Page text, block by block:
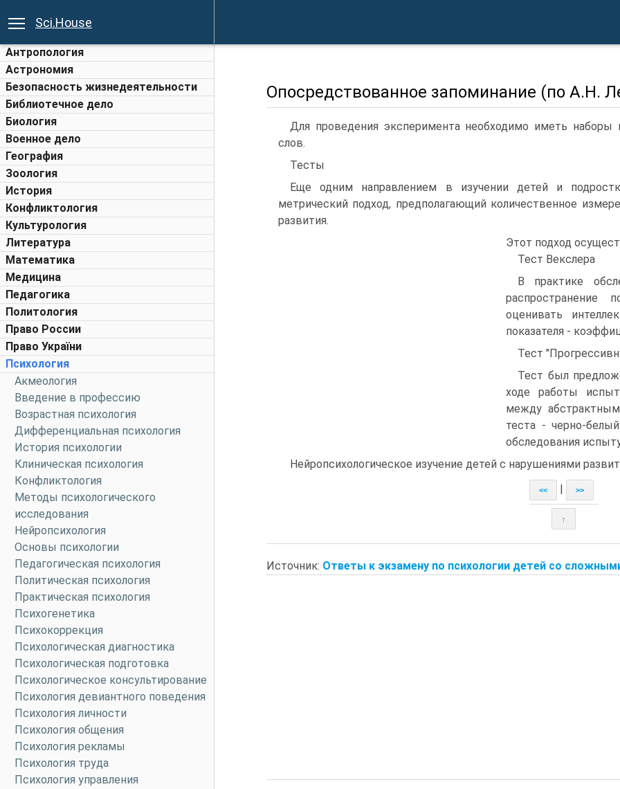
Sci.House
Антропология
Астрономия
Безопасность жизнедеятельности
Библиотечное дело
Биология
Военное дело
География
Зоология
История
Конфликтология
Культурология
Литература
Математика
Медицина
Педагогика
Политология
Право России
Право України
Психология
Акмеология
Введение в профессию
Возрастная психология
Дифференциальная психология
История психологии
Клиническая психология
Конфликтология
Методы психологического
исследования
Нейропсихология
Основы психологии
Педагогическая психология
Политическая психология
Практическая психология
Психогенетика
Психокоррекция
Психологическая диагностика
Психологическая подготовка
Психологическое консультирование
Психология девиантного поведения
Психология личности
Психология общения
Психология рекламы
Психология труда
Психология управления
Опосредствованное запоминание (по А.Н.
Для проведения эксперимента необходимо иметь наборы
слов.
Тесты
Еще одним направлением в изучении детей и
метрический подход, предполагающий количественное
развития.
Этот подход
Тест Векслера
В практике
распространение
оценивать
показателя -
Тест
Тест был
ходе работы
между
теста - черно-
обследования
Нейропсихологическое изучение детей с нарушениями
<< >>
↑
Источник: Ответы к экзамену по психологии детей со